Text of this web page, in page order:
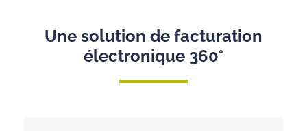
Une solution de facturation
électronique 360°